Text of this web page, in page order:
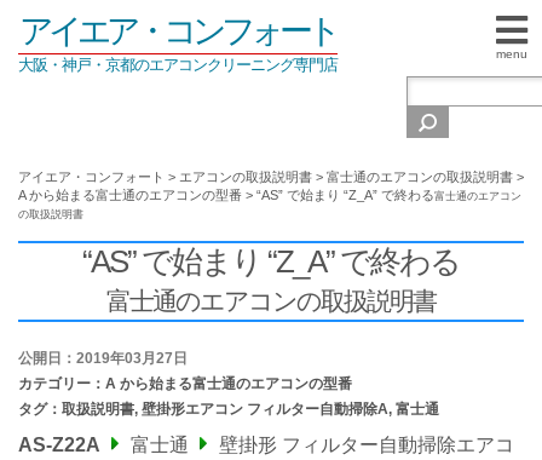
menu
アイエア・コンフォート
大阪・神戸・京都のエアコンクリーニング専門店
アイエア・コンフォート > エアコンの取扱説明書 > 富士通のエアコンの取扱説明書 >
A から始まる富士通のエアコンの型番 > “AS” で始まり “Z_A” で終わる富士通のエアコン
の取扱説明書
“AS” で始まり “Z_A” で終わる
富士通のエアコンの取扱説明書
公開日：2019年03月27日
カテゴリー： A から始まる富士通のエアコンの型番
タグ： 取扱説明書, 壁掛形エアコン フィルター自動掃除A, 富士通
AS-Z22A 富士通
壁掛形 フィルター自動掃除エアコ